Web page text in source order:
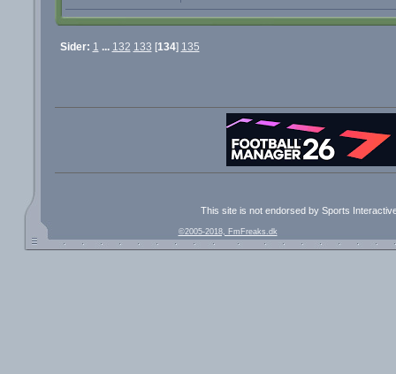
Sider: 1 ... 132 133 [134] 135
This site is not endorsed by Sports
©2005-2018, FmFreaks.dk